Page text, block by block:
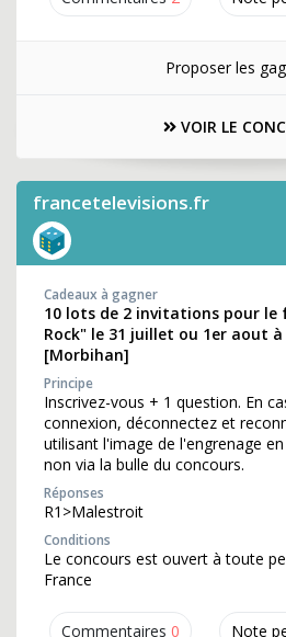
Proposer les
VOIR LE
francetelevisions.fr
Commentaires 0 Note
Cadeaux à gagner
10 lots de 2 invitations pour le
Rock" le 31 juillet ou 1er aout
[Morbihan]
Principe
Inscrivez-vous + 1 question. En
connexion, déconnectez et
utilisant l'image de l'engrenage
non via la bulle du concours.
Réponses
R1>Malestroit
Conditions
Le concours est ouvert à toute
France